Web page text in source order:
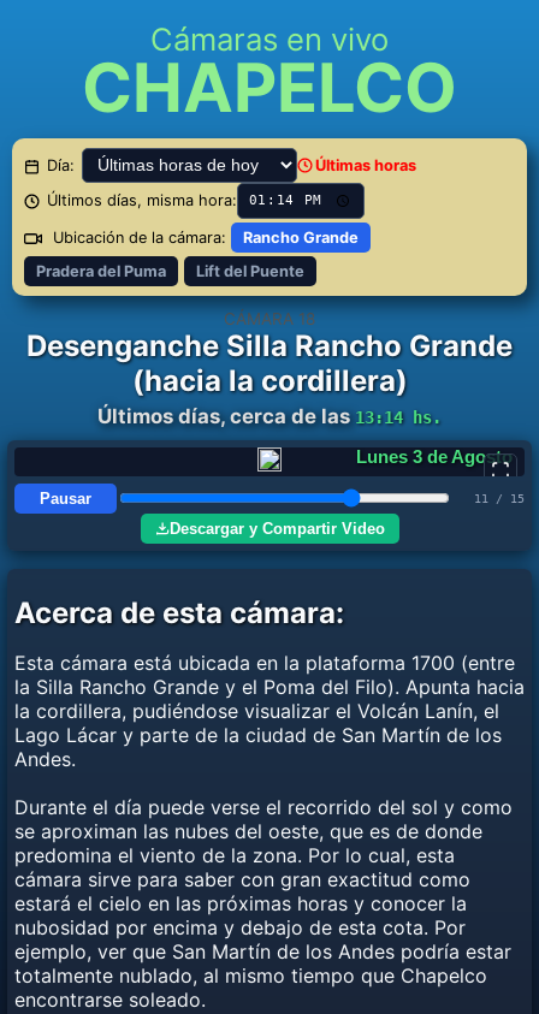
Cámaras en vivo
CHAPELCO
Día:
Últimas horas
Últimos días, misma hora:
Ubicación de la cámara:
Rancho Grande
Pradera del Puma
Lift del Puente
CÁMARA 18
Desenganche Silla Rancho Grande
(hacia la cordillera)
Últimos días, cerca de las13:14 hs.
Martes 4 de Agosto
Pausar 12 / 15
Descargar y Compartir Video
Acerca de esta cámara:
Esta cámara está ubicada en la plataforma 1700 (entre
la Silla Rancho Grande y el Poma del Filo). Apunta hacia
la cordillera, pudiéndose visualizar el Volcán Lanín, el
Lago Lácar y parte de la ciudad de San Martín de los
Andes.
Durante el día puede verse el recorrido del sol y como
se aproximan las nubes del oeste, que es de donde
predomina el viento de la zona. Por lo cual, esta
cámara sirve para saber con gran exactitud como
estará el cielo en las próximas horas y conocer la
nubosidad por encima y debajo de esta cota. Por
ejemplo, ver que San Martín de los Andes podría estar
totalmente nublado, al mismo tiempo que Chapelco
encontrarse soleado.